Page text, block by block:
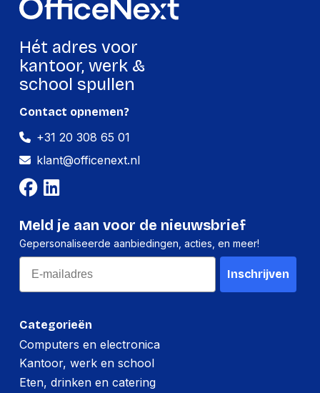
Hét adres voor
kantoor, werk &
school spullen
Categorieën
Computers en electronica
Kantoor, werk en school
Eten, drinken en catering
Contact opnemen?
+31 20 308 65 01
klant@officenext.nl
Meld je aan voor de nieuwsbrief
Gepersonaliseerde aanbiedingen, acties, en meer!
Email
Inschrijven